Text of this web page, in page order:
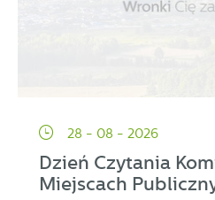
28 - 08 - 2026
Dzień Czytania
Miejscach